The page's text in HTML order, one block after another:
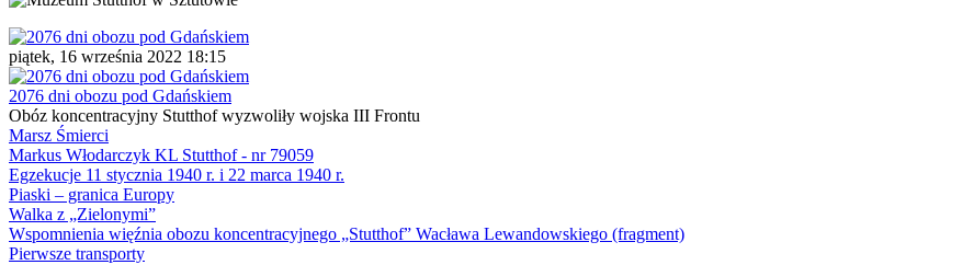
piątek, 16 września 2022 18:15
2076 dni obozu pod Gdańskiem
Obóz koncentracyjny Stutthof wyzwoliły wojska III Frontu
Marsz Śmierci
Markus Włodarczyk KL Stutthof - nr 79059
Egzekucje 11 stycznia 1940 r. i 22 marca 1940 r.
Piaski – granica Europy
Walka z „Zielonymi”
Wspomnienia więźnia obozu koncentracyjnego „Stutthof” Wacława Lewandowskiego (fragment)
Pierwsze transporty